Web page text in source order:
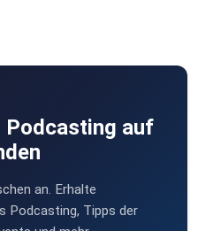
Podcasting auf
an. Erhalte
Podcasting, Tipps der